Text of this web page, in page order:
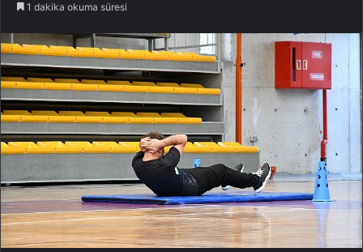
1 dakika okuma süresi